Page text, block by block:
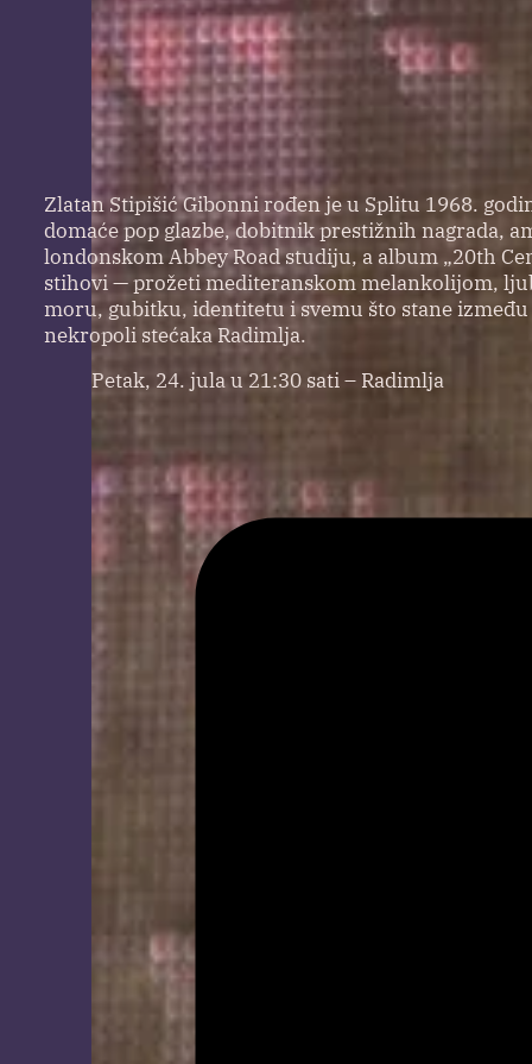
Zlatan Stipišić Gibonni rođen je u Splitu 1968.
domaće pop glazbe, dobitnik prestižnih nagrada,
londonskom Abbey Road studiju, a album „20th
stihovi — prožeti mediteranskom melankolijom,
moru, gubitku, identitetu i svemu što stane
nekropoli stećaka Radimlja.
Petak, 24. jula u 21:30 sati – Radimlja